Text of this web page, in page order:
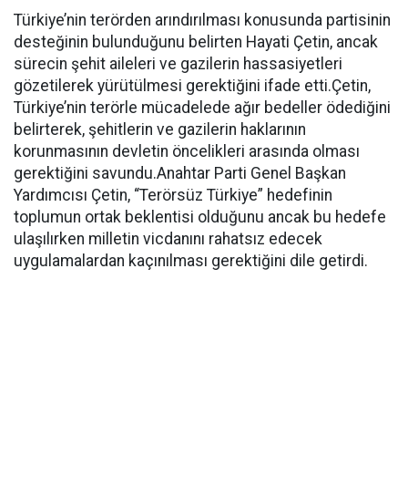
Türkiye’nin terörden arındırılması konusunda partisinin
desteğinin bulunduğunu belirten Hayati Çetin, ancak
sürecin şehit aileleri ve gazilerin hassasiyetleri
gözetilerek yürütülmesi gerektiğini ifade etti.Çetin,
Türkiye’nin terörle mücadelede ağır bedeller ödediğini
belirterek, şehitlerin ve gazilerin haklarının
korunmasının devletin öncelikleri arasında olması
gerektiğini savundu.Anahtar Parti Genel Başkan
Yardımcısı Çetin, “Terörsüz Türkiye” hedefinin
toplumun ortak beklentisi olduğunu ancak bu hedefe
ulaşılırken milletin vicdanını rahatsız edecek
uygulamalardan kaçınılması gerektiğini dile getirdi.